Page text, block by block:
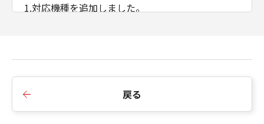
1.対応機種を追加しました。
戻る